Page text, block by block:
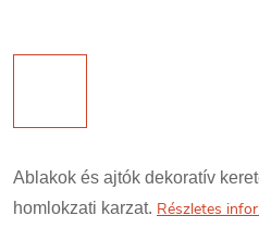
Ablakok és ajtók dekoratív
homlokzati karzat. Részletes